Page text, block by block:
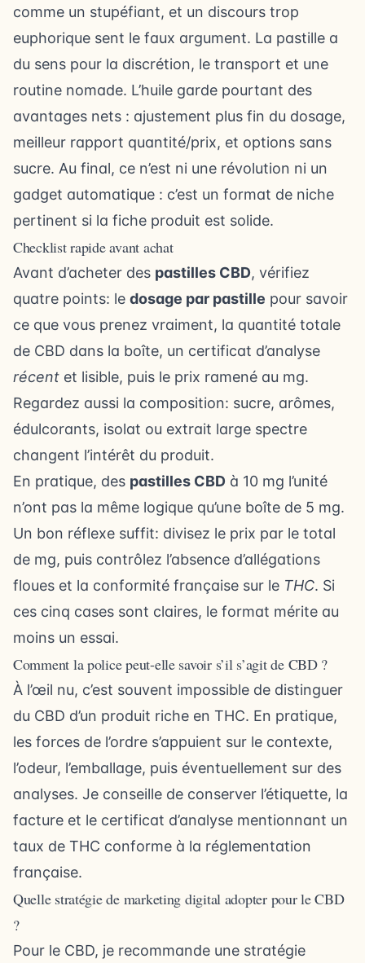
comme un stupéfiant, et un discours trop
euphorique sent le faux argument. La pastille a
du sens pour la discrétion, le transport et une
routine nomade. L’huile garde pourtant des
avantages nets : ajustement plus fin du dosage,
meilleur rapport quantité/prix, et options sans
sucre. Au final, ce n’est ni une révolution ni un
gadget automatique : c’est un format de niche
pertinent si la fiche produit est solide.
Checklist rapide avant achat
Avant d’acheter des pastilles CBD, vérifiez
quatre points: le dosage par pastille pour savoir
ce que vous prenez vraiment, la quantité totale
de CBD dans la boîte, un certificat d’analyse
récent et lisible, puis le prix ramené au mg.
Regardez aussi la composition: sucre, arômes,
édulcorants, isolat ou extrait large spectre
changent l’intérêt du produit.
En pratique, des pastilles CBD à 10 mg l’unité
n’ont pas la même logique qu’une boîte de 5 mg.
Un bon réflexe suffit: divisez le prix par le total
de mg, puis contrôlez l’absence d’allégations
floues et la conformité française sur le THC. Si
ces cinq cases sont claires, le format mérite au
moins un essai.
Comment la police peut-elle savoir s’il s’agit de CBD ?
À l’œil nu, c’est souvent impossible de distinguer
du CBD d’un produit riche en THC. En pratique,
les forces de l’ordre s’appuient sur le contexte,
l’odeur, l’emballage, puis éventuellement sur des
analyses. Je conseille de conserver l’étiquette, la
facture et le certificat d’analyse mentionnant un
taux de THC conforme à la réglementation
française.
Quelle stratégie de marketing digital adopter pour le CBD
?
Pour le CBD, je recommande une stratégie